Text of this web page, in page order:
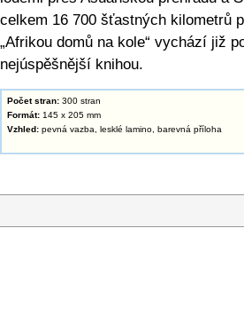
celkem 16 700 šťastných kilometrů
„Afrikou domů na kole“ vychází již
nejúspěšnější knihou.
Počet stran: 300 stran
Formát: 145 x 205 mm
Vzhled: pevná vazba, lesklé lamino, barevná příloha